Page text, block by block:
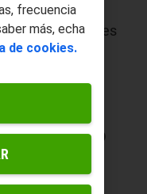
de los principales
en entornos
bajo
frecuencia
más, echa
de cookies.